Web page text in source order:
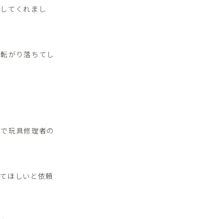
てくれまし
がり落ちてし
玩具修理者の
ほしいと依頼